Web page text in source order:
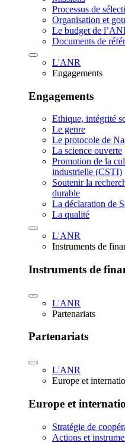
Processus de
Organisation et
Le budget de
Documents de
L'ANR
Engagements
Engagements
Ethique, intégrité
Le genre
Le protocole de
La science ouverte
Promotion de la
industrielle (CSTI)
Soutenir la
durable
La déclaration de
La qualité
L'ANR
Instruments de
Instruments de
L'ANR
Partenariats
Partenariats
L'ANR
Europe et
Europe et
Stratégie de
Actions et